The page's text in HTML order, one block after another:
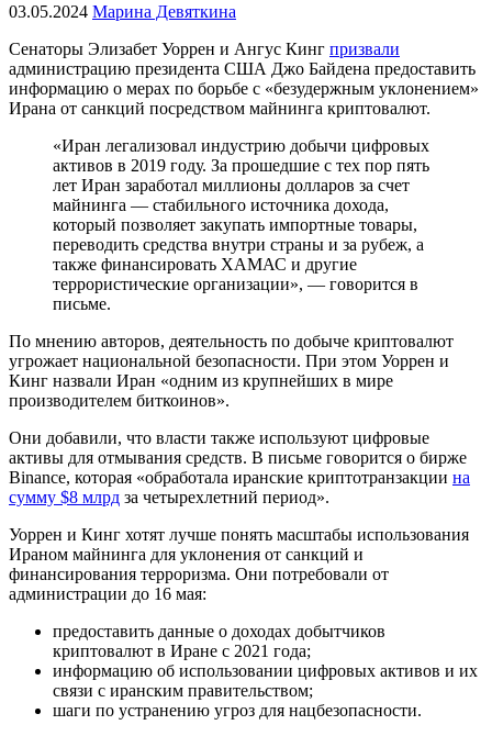
03.05.2024 Марина Девяткина
Сенаторы Элизабет Уоррен и Ангус Кинг призвали
администрацию президента США Джо Байдена предоставить
информацию о мерах по борьбе с «безудержным уклонением»
Ирана от санкций посредством майнинга криптовалют.
«Иран легализовал индустрию добычи цифровых
активов в 2019 году. За прошедшие с тех пор пять
лет Иран заработал миллионы долларов за счет
майнинга — стабильного источника дохода,
который позволяет закупать импортные товары,
переводить средства внутри страны и за рубеж, а
также финансировать ХАМАС и другие
террористические организации», — говорится в
письме.
По мнению авторов, деятельность по добыче криптовалют
угрожает национальной безопасности. При этом Уоррен и
Кинг назвали Иран «одним из крупнейших в мире
производителем биткоинов».
Они добавили, что власти также используют цифровые
активы для отмывания средств. В письме говорится о бирже
Binance, которая «обработала иранские криптотранзакции на
сумму $8 млрд за четырехлетний период».
Уоррен и Кинг хотят лучше понять масштабы использования
Ираном майнинга для уклонения от санкций и
финансирования терроризма. Они потребовали от
администрации до 16 мая:
предоставить данные о доходах добытчиков
криптовалют в Иране с 2021 года;
информацию об использовании цифровых активов и их
связи с иранским правительством;
шаги по устранению угроз для нацбезопасности.